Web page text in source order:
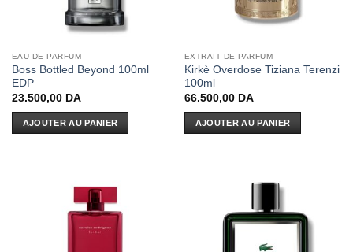
EAU DE PARFUM
Boss Bottled Beyond 100ml
EDP
23.500,00 DA
AJOUTER AU PANIER
EXTRAIT DE PARFUM
Kirkè Overdose Tiziana Terenzi
100ml
66.500,00 DA
AJOUTER AU PANIER